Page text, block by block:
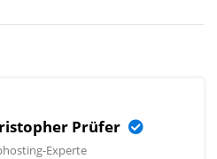
Prüfer
Experte